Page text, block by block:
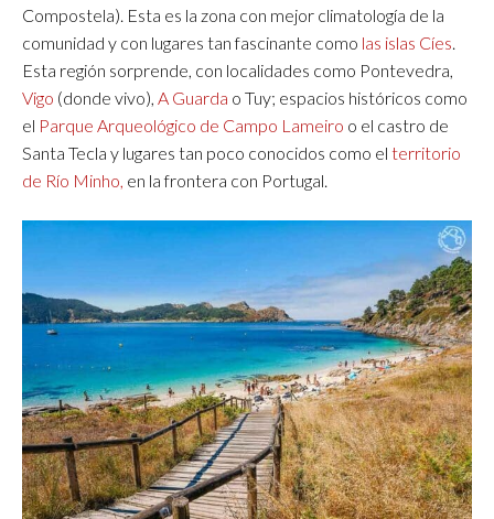
Compostela). Esta es la zona con mejor climatología de la
comunidad y con lugares tan fascinante como las islas Cíes.
Esta región sorprende, con localidades como Pontevedra,
Vigo (donde vivo), A Guarda o Tuy; espacios históricos como
el Parque Arqueológico de Campo L ameiro o el castro de
Santa Tecla y lugares tan poco conocidos como el territorio
de Río Minho, en la frontera con Portugal.